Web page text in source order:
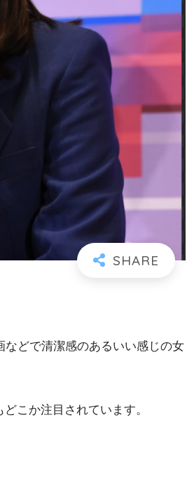
どで清潔感のあるいい感じの女
こか注目されています。